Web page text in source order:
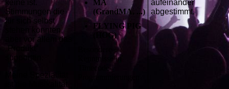
Stimmungen die
für sich selbst
stehen könnten,
aber vor allem das
„Produkt“
supporten.
Meine Spezialität
ist die Musikalität
MA
(GrandMA, ...)
FLYING PIG
(HOG)
Kenntnisse in
Timecode-
aufeinander
abgestimmt.